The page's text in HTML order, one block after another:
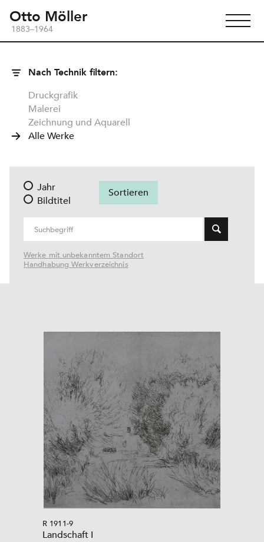
Otto Möller
1883–1964
Nach Technik filtern:
Druckgrafik
Malerei
Zeichnung und Aquarell
Alle Werke
Jahr
Bildtitel
Werke mit unbekanntem Standort
Handhabung Werkverzeichnis
R 1911-9
Landschaft I